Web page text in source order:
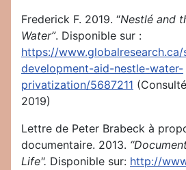
Frederick F. 2019. “Nestlé and
Water”. Disponible sur :
https://
development-aid-nestle-water-
privatization/5687211
2019)
Lettre de Peter Brabeck à
documentaire. 2013.
Life". Disponible sur: http://